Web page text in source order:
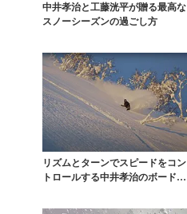
中井孝治と工藤洸平が贈る最高な
スノーシーズンの過ごし方
リズムとターンでスピードをコン
トロールする中井孝治のボードテ